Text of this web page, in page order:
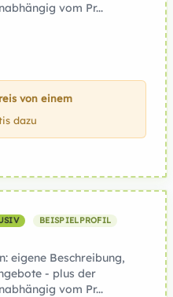
vom Pr...
von einem
dazu
BEISPIELPROFIL
eigene Beschreibung,
- plus der
vom Pr...